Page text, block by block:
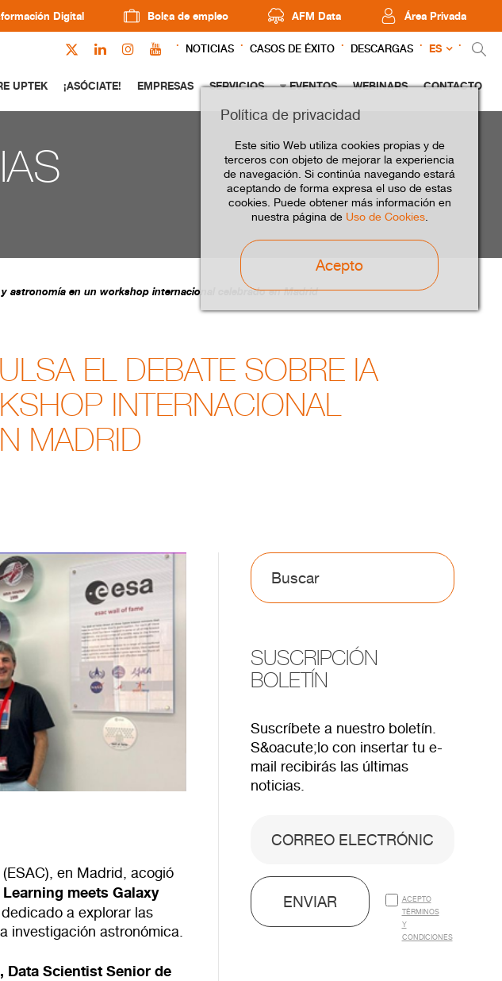
Digital Bolsa de empleo AFM Data Área Privada
NOTICIAS CASOS DE ÉXITO DESCARGAS ES
UPTEK ¡ASÓCIATE! EMPRESAS SERVICIOS EVENTOS WEBINARS CONTACTO
Política de privacidad
Este sitio Web utiliza cookies propias y de
terceros con objeto de mejorar la experiencia
de navegación. Si continúa navegando estará
aceptando de forma expresa el uso de estas
cookies. Puede obtener más información en
nuestra página de Uso de Cookies.
Acepto
astronomía en un workshop internacional celebrado en Madrid
EL DEBATE SOBRE IA
INTERNACIONAL
MADRID
en Madrid, acogió
meets Galaxy
a explorar las
investigación astronómica.
Data Scientist Senior de
SUSCRIPCIÓN
BOLETÍN
Suscríbete a nuestro boletín.
S&oacute;lo con insertar tu e-
mail recibirás las últimas
noticias.
ENVIAR
ACEPTO
TÉRMINOS
Y
CONDICIONES